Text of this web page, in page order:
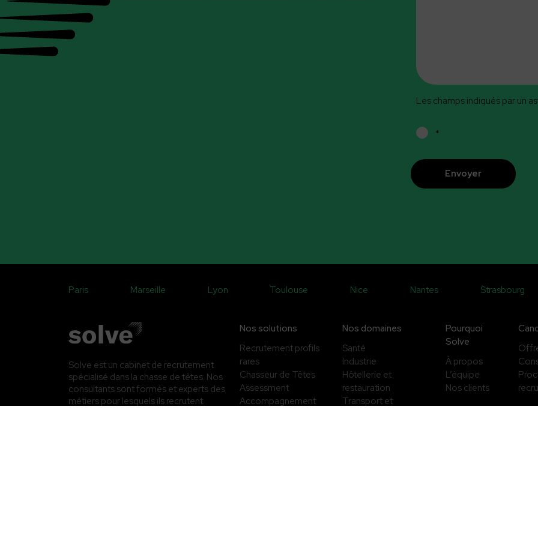
Les champs indiqués par un
*
Paris Marseille Lyon Toulouse Nice Nantes Strasbourg
Solve est un cabinet de recrutement
spécialisé dans la chasse de têtes. Nos
consultants sont formés et experts des
métiers pour lesquels ils recrutent.
Nos solutions
Recrutement profils
rares
Chasseur de Têtes
Assessment
Accompagnement
Nos domaines
Santé
Industrie
Hôtellerie et
restauration
Transport et
Pourquoi
Solve
À propos
L’équipe
Nos clients